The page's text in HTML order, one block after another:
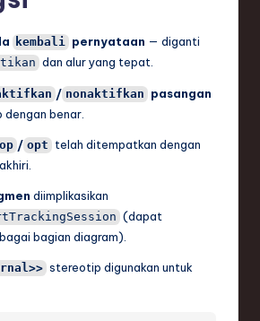
kembali pernyataan — diganti
dan alur yang tepat.
/ nonaktifkan pasangan
benar.
/ opt telah ditempatkan dengan
diimplikasikan
(dapat
bagian diagram).
stereotip digunakan untuk